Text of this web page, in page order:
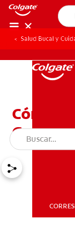
Salud Bucal y
Cómo